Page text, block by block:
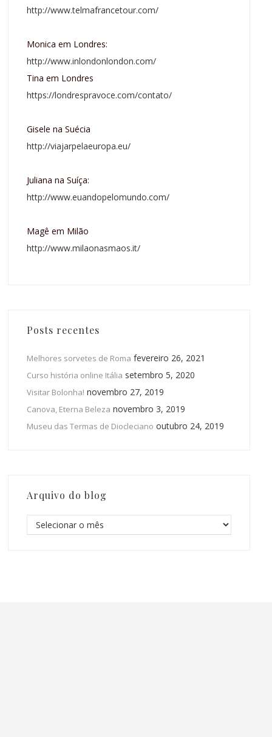
http://www.telmafrancetour.com/
Monica em Londres:
http://www.inlondonlondon.com/
Tina em Londres
https://londrespravoce.com/contato/
Gisele na Suécia
http://viajarpelaeuropa.eu/
Juliana na Suíça:
http://www.euandopelomundo.com/
Magê em Milão
http://www.milaonasmaos.it/
Posts recentes
Melhores sorvetes de Roma fevereiro 26, 2021
Curso história online Itália setembro 5, 2020
Visitar Bolonha! novembro 27, 2019
Canova, Eterna Beleza novembro 3, 2019
Museu das Termas de Diocleciano outubro 24, 2019
Arquivo do blog